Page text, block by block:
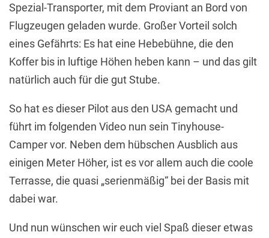
Spezial-Transporter, mit dem Proviant an Bord von
Flugzeugen geladen wurde. Großer Vorteil solch
eines Gefährts: Es hat eine Hebebühne, die den
Koffer bis in luftige Höhen heben kann – und das gilt
natürlich auch für die gut Stube.
So hat es dieser Pilot aus den USA gemacht und
führt im folgenden Video nun sein Tinyhouse-
Camper vor. Neben dem hübschen Ausblich aus
einigen Meter Höher, ist es vor allem auch die coole
Terrasse, die quasi „serienmäßig“ bei der Basis mit
dabei war.
Und nun wünschen wir euch viel Spaß dieser etwas